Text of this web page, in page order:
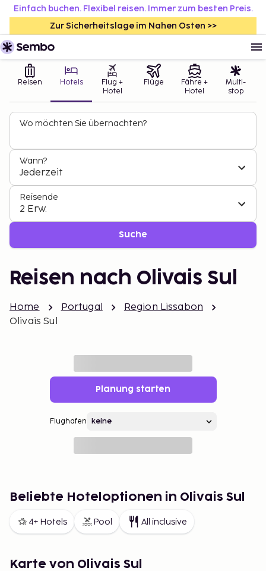
Einfach buchen. Flexibel reisen. Immer zum besten Preis.
Zur Sicherheitslage im Nahen Osten >>
Reisen Hotels
Flug +
Hotel
Flüge
Fähre +
Hotel
Multi-
stop
Wo möchten Sie übernachten?
Wann?
Jederzeit
Reisende
2 Erw.
Suche
Reisen nach Olivais Sul
Home Portugal
Region Lissabon
Olivais Sul
Planung starten
Flughafen
Beliebte Hoteloptionen in Olivais Sul
4+ Hotels Pool All inclusive
Karte von Olivais Sul